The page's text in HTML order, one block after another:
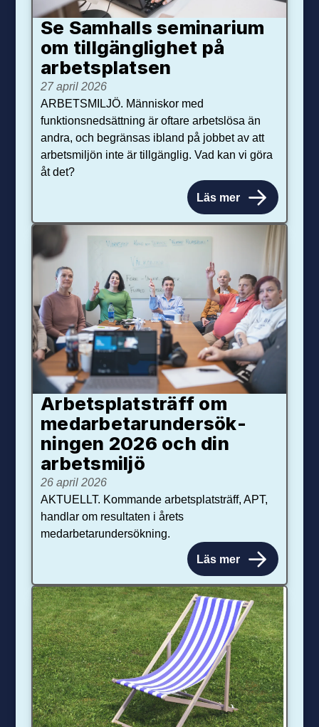
Se Samhalls seminarium
om tillgänglighet på
arbetsplatsen
27 april 2026
ARBETSMILJÖ. Människor med
funktionsnedsättning är oftare arbetslösa än
andra, och begränsas ibland på jobbet av att
arbetsmiljön inte är tillgänglig. Vad kan vi göra
åt det?
Läs mer
Arbetsplats­träff om
med­arbetar­under­sök­
ningen 2026 och din
arbets­miljö
26 april 2026
AKTUELLT. Kommande arbetsplatsträff, APT,
handlar om resultaten i årets
medarbetarundersökning.
Läs mer